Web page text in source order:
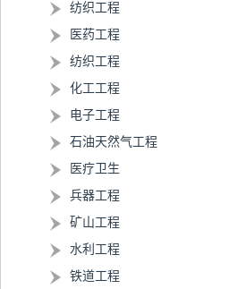
纺织工程
医药工程
纺织工程
化工工程
电子工程
石油天然气工程
医疗卫生
兵器工程
矿山工程
水利工程
铁道工程